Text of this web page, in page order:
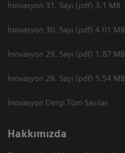
İnovasyon 31. Sayı (pdf) 3.1 MB
İnovasyon 30. Sayı (pdf) 4.01 MB
İnovasyon 29. Sayı (pdf) 1.87 MB
İnovasyon 28. Sayı (pdf) 5.54 MB
İnovasyon Dergi Tüm Sayılar
Hakkımızda